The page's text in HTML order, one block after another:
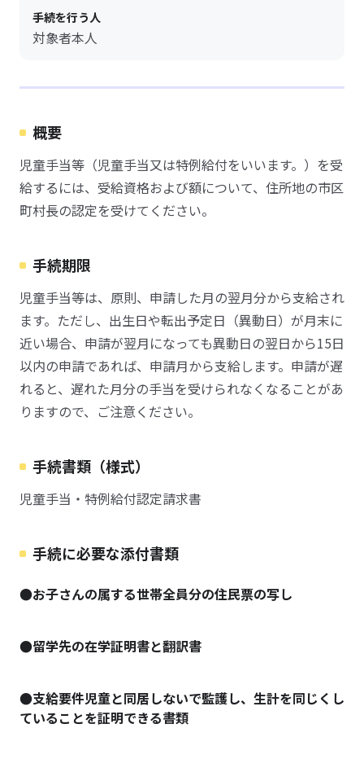
手続を行う人
対象者本人
概要
児童手当等（児童手当又は特例給付をいいます。）を受
給するには、受給資格および額について、住所地の市区
町村長の認定を受けてください。
手続期限
児童手当等は、原則、申請した月の翌月分から支給され
ます。ただし、出生日や転出予定日（異動日）が月末に
近い場合、申請が翌月になっても異動日の翌日から15日
以内の申請であれば、申請月から支給します。申請が遅
れると、遅れた月分の手当を受けられなくなることがあ
りますので、ご注意ください。
手続書類（様式）
児童手当・特例給付認定請求書
手続に必要な添付書類
●お子さんの属する世帯全員分の住民票の写し
●留学先の在学証明書と翻訳書
●支給要件児童と同居しないで監護し、生計を同じくし
ていることを証明できる書類